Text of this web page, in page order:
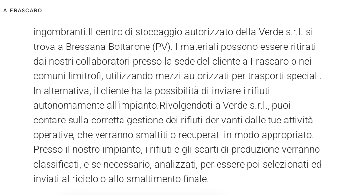
FRASCARO
ingombranti.Il centro di stoccaggio autorizzato della Verde s.r.l. si
trova a Bressana Bottarone (PV). I materiali possono essere ritirati
dai nostri collaboratori presso la sede del cliente a Frascaro o nei
comuni limitrofi, utilizzando mezzi autorizzati per trasporti speciali.
In alternativa, il cliente ha la possibilità di inviare i rifiuti
autonomamente all'impianto.Rivolgendoti a Verde s.r.l., puoi
contare sulla corretta gestione dei rifiuti derivanti dalle tue attività
operative, che verranno smaltiti o recuperati in modo appropriato.
Presso il nostro impianto, i rifiuti e gli scarti di produzione verranno
classificati, e se necessario, analizzati, per essere poi selezionati ed
inviati al riciclo o allo smaltimento finale.